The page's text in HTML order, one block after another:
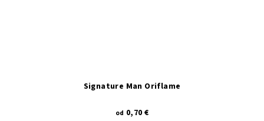
Signature Man Oriflame
od 0,70 €